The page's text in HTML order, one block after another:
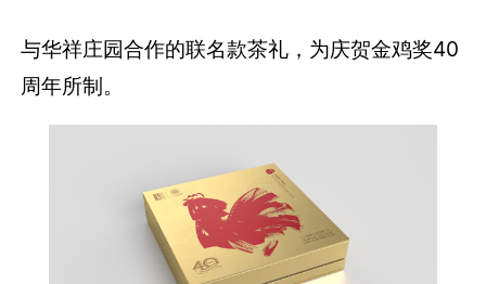
与华祥庄园合作的联名款茶礼，为庆贺金鸡奖40
周年所制。